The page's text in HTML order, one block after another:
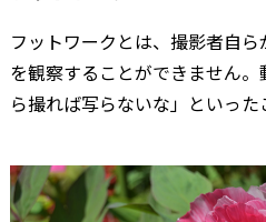
フットワークとは、撮影者自
を観察することができません
ら撮れば写らないな」といった